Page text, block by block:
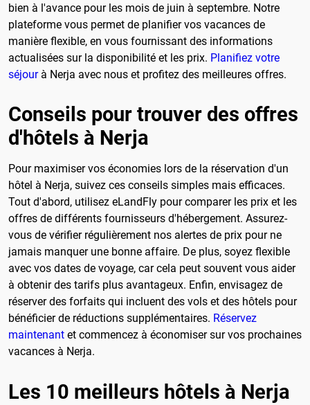
bien à l'avance pour les mois de juin à septembre. Notre
plateforme vous permet de planifier vos vacances de
manière flexible, en vous fournissant des informations
actualisées sur la disponibilité et les prix. Planifiez votre
séjourà Nerja avec nous et profitez des meilleures offres.
Conseils pour trouver des offres
d'hôtels à Nerja
Pour maximiser vos économies lors de la réservation d'un
hôtel à Nerja, suivez ces conseils simples mais efficaces.
Tout d'abord, utilisez eLandFly pour comparer les prix et les
offres de différents fournisseurs d'hébergement. Assurez-
vous de vérifier régulièrement nos alertes de prix pour ne
jamais manquer une bonne affaire. De plus, soyez flexible
avec vos dates de voyage, car cela peut souvent vous aider
à obtenir des tarifs plus avantageux. Enfin, envisagez de
réserver des forfaits qui incluent des vols et des hôtels pour
bénéficier de réductions supplémentaires. Réservez
maintenant et commencez à économiser sur vos prochaines
vacances à Nerja.
Les 10 meilleurs hôtels à Nerja